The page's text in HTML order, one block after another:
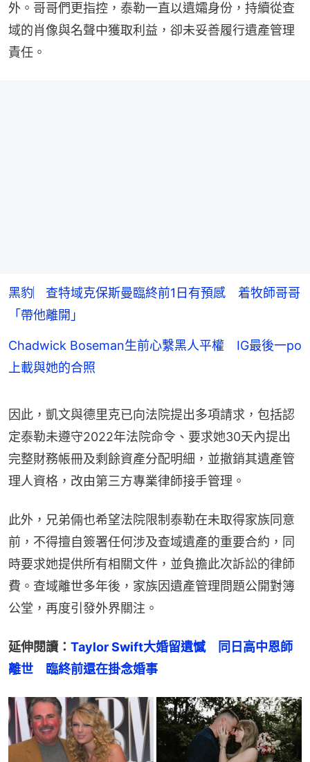
外。哥哥們更指控，泰勒一直以遺孀身份，持續從查
域的肖像與名聲中獲取利益，卻未妥善履行遺產管理
責任。
黑豹︳查特域克保斯曼臨終前1日有預感 着牧師哥哥
「帶他離開」
Chadwick Boseman生前心繫黑人平權 IG最後一po
上載與她的合照
因此，凱文與德里克已向法院提出多項請求，包括認
定泰勒未遵守2022年法院命令、要求她30天內提出
完整財務帳冊及剩餘資產分配明細，並撤銷其遺產管
理人資格，改由第三方專業律師接手管理。
此外，兄弟倆也希望法院限制泰勒在未取得家族同意
前，不得擅自簽署任何涉及查域遺產的重要合約，同
時要求她提供所有相關文件，並負擔此次訴訟的律師
費。查域離世多年後，家族因遺產管理問題公開對簿
公堂，再度引發外界關注。
延伸閱讀： Taylor Swift大婚留遺憾　同日高中恩師
離世　臨終前還在掛念婚事